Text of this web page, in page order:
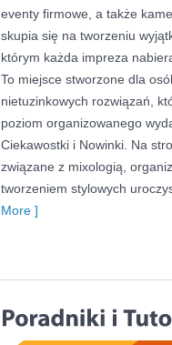
eventy firmowe, a także
skupia się na tworzeniu
którym każda impreza
To miejsce stworzone dla
nietuzinkowych rozwiązań,
poziom organizowanego
Ciekawostki i Nowinki. Na
związane z mixologią,
tworzeniem stylowych
More ]